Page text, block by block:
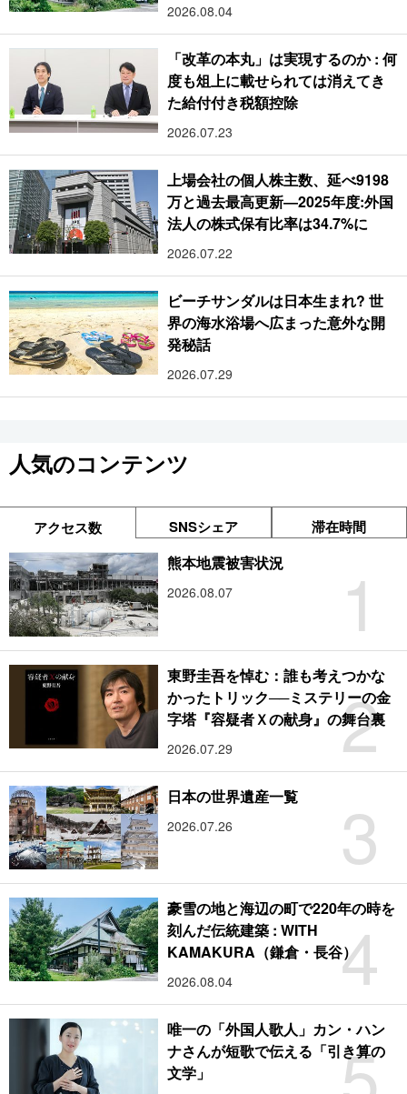
2026.08.04
「改革の本丸」は実現するのか : 何
度も俎上に載せられては消えてき
た給付付き税額控除
2026.07.23
上場会社の個人株主数、延べ9198
万と過去最高更新―2025年度:外国
法人の株式保有比率は34.7%に
2026.07.22
ビーチサンダルは日本生まれ? 世
界の海水浴場へ広まった意外な開
発秘話
2026.07.29
人気のコンテンツ
アクセス数 SNSシェア 滞在時間
1
熊本地震被害状況
2026.08.07
2
東野圭吾を悼む：誰も考えつかな
かったトリック──ミステリーの金
字塔『容疑者Ｘの献身』の舞台裏
2026.07.29
3
日本の世界遺産一覧
2026.07.26
4
豪雪の地と海辺の町で220年の時を
刻んだ伝統建築 : WITH
KAMAKURA（鎌倉・長谷）
2026.08.04
唯一の「外国人歌人」カン・ハン
ナさんが短歌で伝える「引き算の
文学」